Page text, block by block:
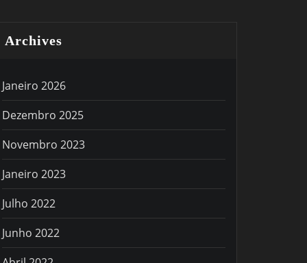
Archives
Janeiro 2026
Dezembro 2025
Novembro 2023
Janeiro 2023
Julho 2022
Junho 2022